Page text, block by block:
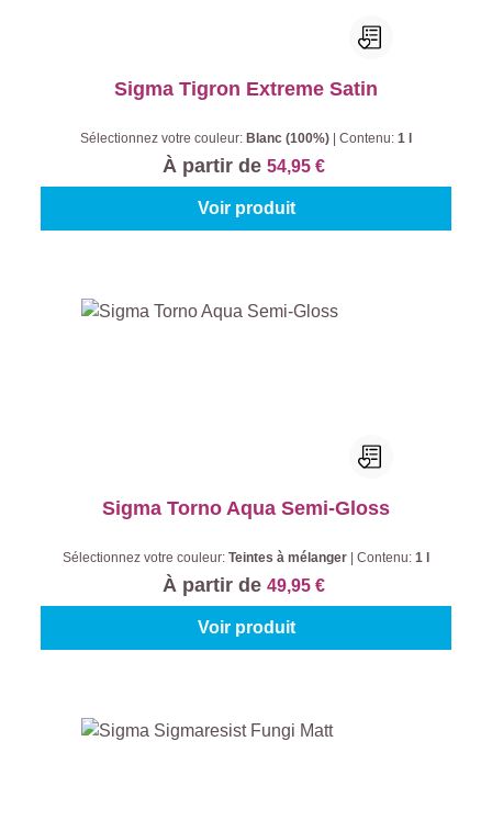
Sigma Tigron Extreme Satin
Sélectionnez votre couleur: Blanc (100%) Contenu: 1 l
À partir de 54,95 €
Voir produit
Sigma Torno Aqua Semi-Gloss
Sélectionnez votre couleur: Teintes à mélanger Contenu: 1 l
À partir de 49,95 €
Voir produit